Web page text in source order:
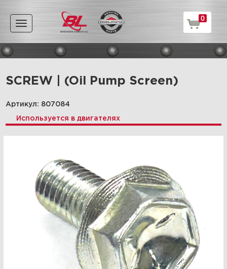
Toggle
navigation
0
SCREW | (Oil Pump Screen)
Артикул: 807084
Используется в двигателях